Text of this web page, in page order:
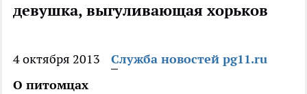
девушка, выгуливающая хорьков
4 октября 2013
Служба новостей pg11.ru
О питомцах